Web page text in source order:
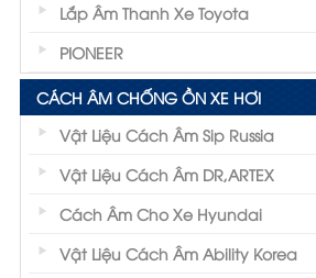
Lắp Âm Thanh Xe Toyota
PIONEER
CÁCH ÂM CHỐNG ỒN XE HƠI
Vật Liệu Cách Âm Sip Russia
Vật Liệu Cách Âm DR,ARTEX
Cách Âm Cho Xe Hyundai
Vật Liệu Cách Âm Ability Korea